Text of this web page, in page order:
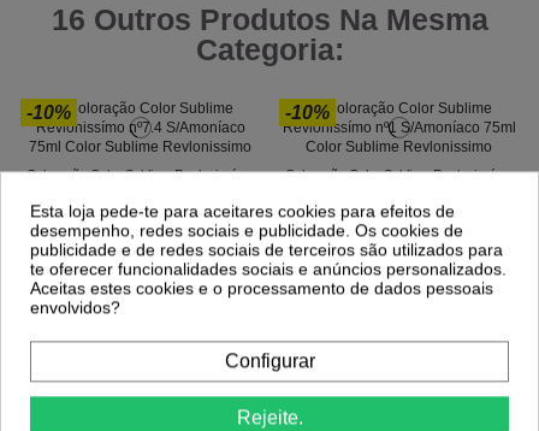
16 Outros Produtos Na Mesma
Categoria:
-10%
Coloração Color Sublime Revlonissímo
10,89 €12,10 €
-10%
Coloração Color Sublime Revlonissímo
10,89 €12,10 €
Esta loja pede-te para aceitares cookies para efeitos de
desempenho, redes sociais e publicidade. Os cookies de
publicidade e de redes sociais de terceiros são utilizados para
te oferecer funcionalidades sociais e anúncios personalizados.
Aceitas estes cookies e o processamento de dados pessoais
envolvidos?
Configurar
Rejeite.